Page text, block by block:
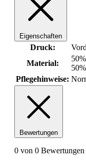
Eigenschaften
Druck:
Material:
Pflegehinweise:
Bewertungen
0 von 0 Bewertungen